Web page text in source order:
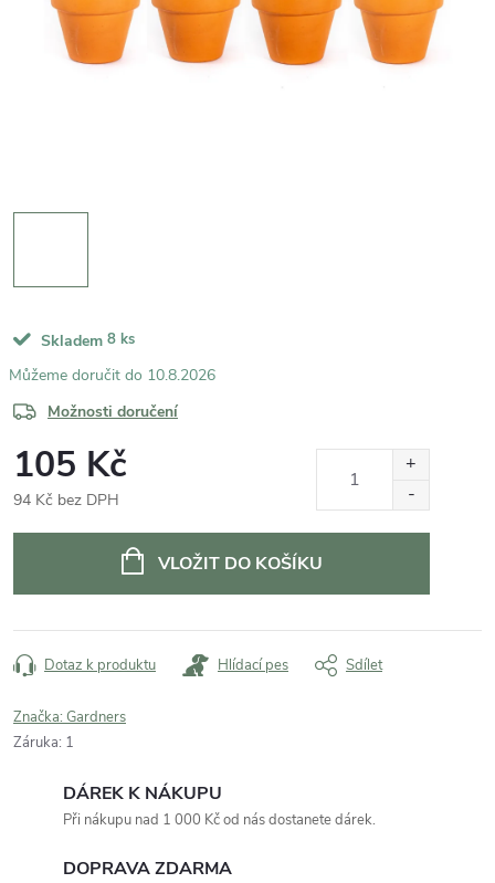
Skladem 8 ks
10.8.2026
Možnosti doručení
105 Kč
94 Kč bez DPH
VLOŽIT DO KOŠÍKU
Dotaz k produktu Hlídací pes Sdílet
Značka: Gardners
Záruka: 1
DÁREK K NÁKUPU
Při nákupu nad 1 000 Kč od nás dostanete dárek.
DOPRAVA ZDARMA